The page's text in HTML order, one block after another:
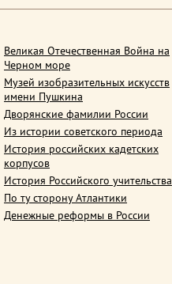
Великая Отечественная Война на
Черном море
Музей изобразительных искусств
имени Пушкина
Дворянские фамилии России
Из истории советского периода
История российских кадетских
корпусов
История Российского учительства
По ту сторону Атлантики
Денежные реформы в России